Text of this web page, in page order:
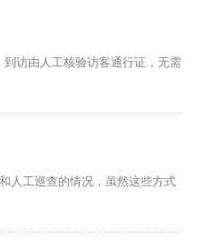
访由人工核验访客通行证，无需
人工巡查的情况，虽然这些方式